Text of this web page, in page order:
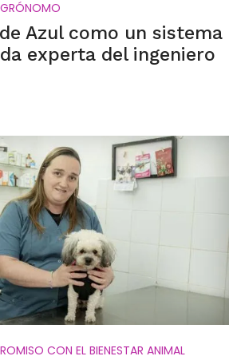
Azul como un sistema
experta del ingeniero
CON EL BIENESTAR ANIMAL